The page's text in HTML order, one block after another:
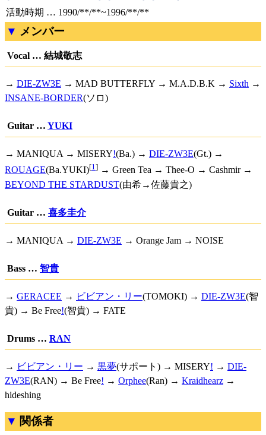
活動時期 … 1990/**/**~1996/**/**
メンバー
Vocal … 結城敬志
→ DIE-ZW3E → MAD BUTTERFLY → M.A.D.B.K → Sixth →
INSANE-BORDER(ソロ)
Guitar … YUKI
→ MANIQUA → MISERY!(Ba.) → DIE-ZW3E(Gt.) →
ROUAGE(Ba.YUKI)[1] → Green Tea → Thee-O → Cashmir →
BEYOND THE STARDUST(由希→佐藤貴之)
Guitar … 喜多圭介
→ MANIQUA → DIE-ZW3E → Orange Jam → NOISE
Bass … 智貴
→ GERACEE → ビビアン・リー(TOMOKI) → DIE-ZW3E(智
貴) → Be Free!(智貴) → FATE
Drums … RAN
→ ビビアン・リー → 黒夢(サポート) → MISERY! → DIE-
ZW3E(RAN) → Be Free! → Orphee(Ran) → Kraidhearz →
hideshing
関係者